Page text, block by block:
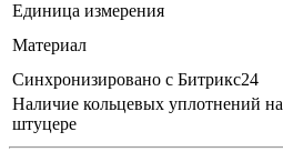
Единица измерения
Материал
Синхронизировано с Битрикс24
Наличие кольцевых уплотнений на
штуцере